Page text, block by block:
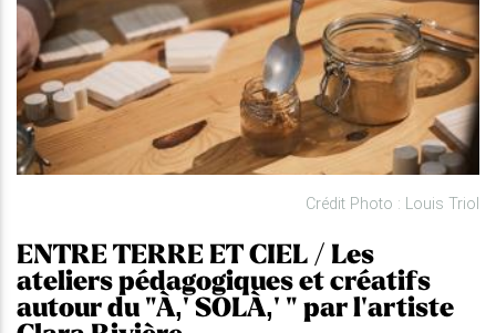
Crédit Photo : Louis Triol
ENTRE TERRE ET CIEL / Les
ateliers pédagogiques et créatifs
autour du "À‚' SOLÀ‚' " par l'artiste